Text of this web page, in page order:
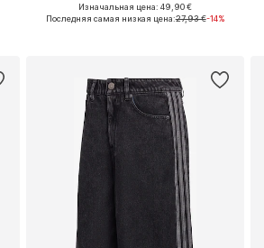
Доступные размеры: 30, 32, 36, 38
Изначальная цена: 49,90 €
Последняя самая низкая цена:27,93 €-14%